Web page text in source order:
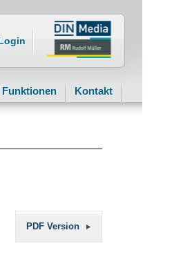
Funktionen Kontakt
PDF Version